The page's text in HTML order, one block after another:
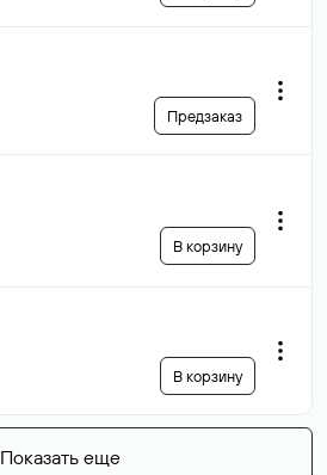
Предзаказ
В корзину
В корзину
Показать еще